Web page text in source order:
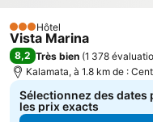
3 Étoiles
Hôtel
Vista Marina
8,2 Très bien (1 378
Kalamata, à 1.8 km de :
Sélectionnez des dates
les prix exacts